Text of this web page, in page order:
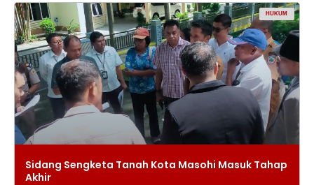
HUKUM
Sidang Sengketa Tanah Kota Masohi Masuk Tahap
Akhir